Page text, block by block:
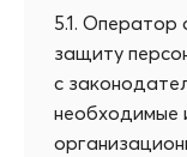
5.1.
защиту
с
необходимые